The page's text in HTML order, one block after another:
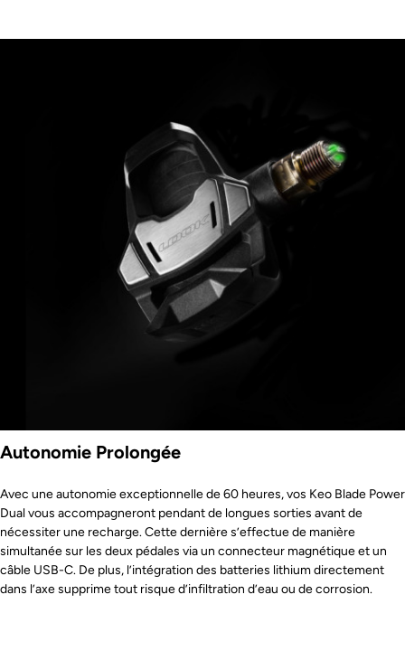
Autonomie Prolongée
Avec une autonomie exceptionnelle de 60 heures, vos Keo Blade Power
Dual vous accompagneront pendant de longues sorties avant de
nécessiter une recharge. Cette dernière s’effectue de manière
simultanée sur les deux pédales via un connecteur magnétique et un
câble USB-C. De plus, l’intégration des batteries lithium directement
dans l’axe supprime tout risque d’infiltration d’eau ou de corrosion.